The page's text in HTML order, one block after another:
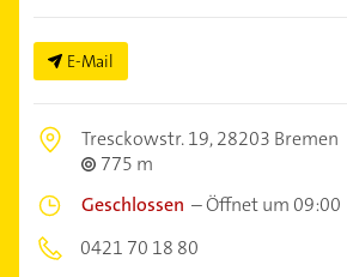
E-Mail
Tresckowstr. 19,28203 Bremen
775 m
Geschlossen –Öffnet um 09:00
0421 70 18 80